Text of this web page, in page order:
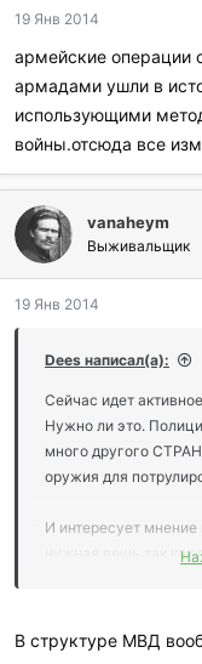
19 Янв 2014
армейские операции
армадами ушли в
использующими
войны.отсюда все
vanaheym
Выживальщик
19 Янв 2014
Dees написал(а):
Сейчас идет
Нужно ли это.
много другого
оружия для
И интересует мнение
нужная вешь так
В виду хорошей
В структуре МВД